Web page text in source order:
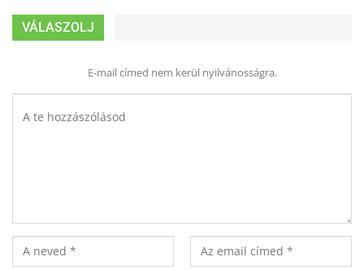
VÁLASZOLJ
E-mail címed nem kerül nyilvánosságra.